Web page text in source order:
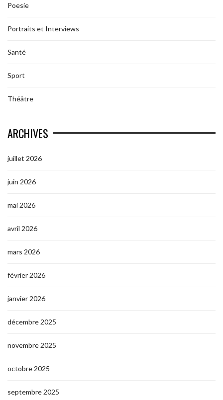
Poesie
Portraits et Interviews
Santé
Sport
Théâtre
ARCHIVES
juillet 2026
juin 2026
mai 2026
avril 2026
mars 2026
février 2026
janvier 2026
décembre 2025
novembre 2025
octobre 2025
septembre 2025